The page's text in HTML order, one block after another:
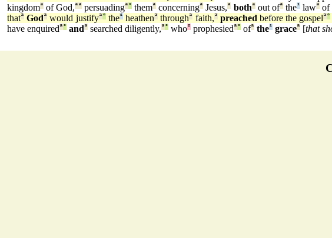
kingdomª of God,ªª persuadingª° themª concerningª Jesus,ª bothªout ofªthe¹lawªof
thatª Godª would justifyª°the¹heathenª throughª faith,ª preached before the gospelª°
have enquiredª° andª searched diligently,ª° who² prophesiedª° ofª the¹ graceª [that